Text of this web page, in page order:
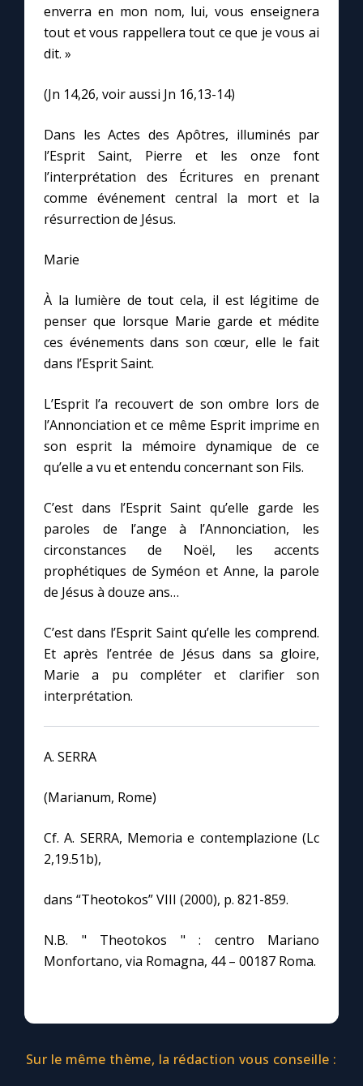
enverra en mon nom, lui, vous enseignera
tout et vous rappellera tout ce que je vous ai
dit. »
(Jn 14,26, voir aussi Jn 16,13-14)
Dans les Actes des Apôtres, illuminés par
l’Esprit Saint, Pierre et les onze font
l’interprétation des Écritures en prenant
comme événement central la mort et la
résurrection de Jésus.
Marie
À la lumière de tout cela, il est légitime de
penser que lorsque Marie garde et médite
ces événements dans son cœur, elle le fait
dans l’Esprit Saint.
L’Esprit l’a recouvert de son ombre lors de
l’Annonciation et ce même Esprit imprime en
son esprit la mémoire dynamique de ce
qu’elle a vu et entendu concernant son Fils.
C’est dans l’Esprit Saint qu’elle garde les
paroles de l’ange à l’Annonciation, les
circonstances de Noël, les accents
prophétiques de Syméon et Anne, la parole
de Jésus à douze ans…
C’est dans l’Esprit Saint qu’elle les comprend.
Et après l’entrée de Jésus dans sa gloire,
Marie a pu compléter et clarifier son
interprétation.
A. SERRA
(Marianum, Rome)
Cf. A. SERRA, Memoria e contemplazione (Lc
2,19.51b),
dans “Theotokos” VIII (2000), p. 821-859.
N.B. " Theotokos " : centro Mariano
Monfortano, via Romagna, 44 – 00187 Roma.
Sur le même thème, la rédaction vous conseille :